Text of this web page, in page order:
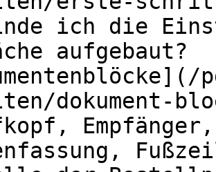
ich die
aufgebaut?
dokument-